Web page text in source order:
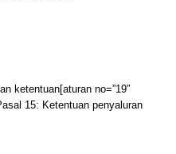
ketentuan[aturan no=”19″
15: Ketentuan penyaluran